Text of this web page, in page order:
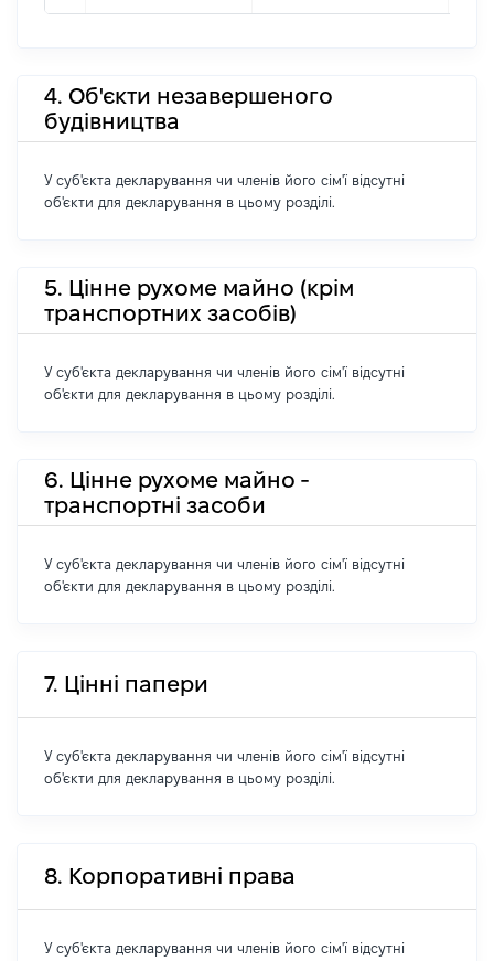
4. Об'єкти незавершеного
будівництва
У суб'єкта декларування чи членів його сім'ї відсутні
об'єкти для декларування в цьому розділі.
5. Цінне рухоме майно (крім
транспортних засобів)
У суб'єкта декларування чи членів його сім'ї відсутні
об'єкти для декларування в цьому розділі.
6. Цінне рухоме майно -
транспортні засоби
У суб'єкта декларування чи членів його сім'ї відсутні
об'єкти для декларування в цьому розділі.
7. Цінні папери
У суб'єкта декларування чи членів його сім'ї відсутні
об'єкти для декларування в цьому розділі.
8. Корпоративні права
У суб'єкта декларування чи членів його сім'ї відсутні